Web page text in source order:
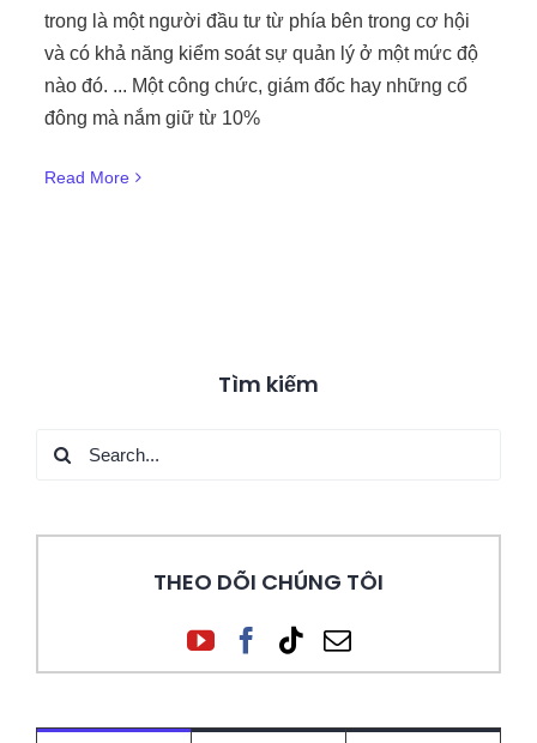
trong là một người đầu tư từ phía bên trong cơ hội
và có khả năng kiểm soát sự quản lý ở một mức độ
nào đó. ... Một công chức, giám đốc hay những cổ
đông mà nắm giữ từ 10%
Read More
Tìm kiếm
Search
THEO DÕI CHÚNG TÔI